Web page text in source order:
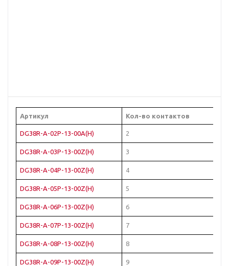
Артикул Кол-во контактов
DG38R-A-02P-13-00A(H) 2
DG38R-A-03P-13-00Z(H) 3
DG38R-A-04P-13-00Z(H) 4
DG38R-A-05P-13-00Z(H) 5
DG38R-A-06P-13-00Z(H) 6
DG38R-A-07P-13-00Z(H) 7
DG38R-A-08P-13-00Z(H) 8
DG38R-A-09P-13-00Z(H) 9